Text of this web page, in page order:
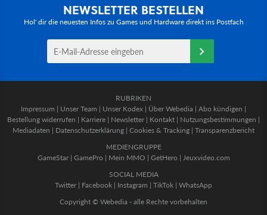
NEWSLETTER BESTELLEN
Hol' dir die neuesten Infos zu Games und Hardware direkt ins Postfach
RUBRIKEN
Impressum | Unser Team | Unser Kodex | Über Webedia | Abo kündigen |
Bestellung widerrufen | Karriere | Newsletter | Kontakt | Nutzungsbestimmungen |
Mediadaten | Datenschutzerklärung | Cookies & Tracking | Transparenzbericht
MEDIENGRUPPE
GameStar| GamePro | Mein MMO | GetHero | Jeuxvideo.com
SOCIAL MEDIA
Twitter | Facebook | Instagram | TikTok | WhatsApp
Copyright © Webedia - alle Rechte vorbehalten